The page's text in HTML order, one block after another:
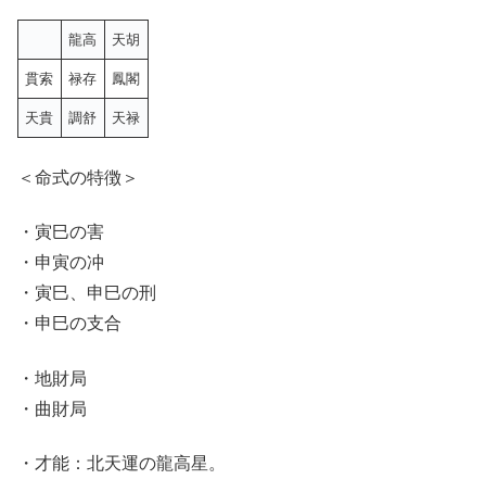
龍高 天胡
貫索 禄存 鳳閣
天貴 調 舒 天禄
＜命式の特徴＞
・寅巳の害
・申寅の冲
・寅巳、申巳の刑
・申巳の支合
・地財局
・曲財局
・才能：北天運の龍高星。